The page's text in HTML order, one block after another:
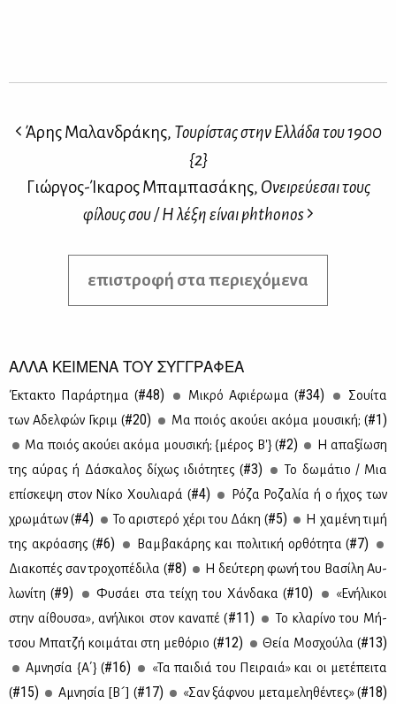
Άρης Μαλανδράκης, Τουρίστας στην Ελλάδα του 1900
{2}
Γιώργος-Ίκαρος Μπαμπασάκης, Ονειρεύεσαι τους
φίλους σου / Η λέξη είναι phthonos
επιστροφή στα περιεχόμενα
ΑΛΛΑ ΚΕΙΜΕΝΑ ΤΟΥ ΣΥΓΓΡΑΦΕΑ
Έκτα­κτο Πα­ράρ­τη­μα (#48) Μι­κρό Αφιέ­ρω­μα (#34)
Σουί­τα
των Αδελ­φών Γκριμ (#20) Μα ποιός ακού­ει ακό­μα μου­σι­κή; (#1)
Μα ποιός ακού­ει ακό­μα μου­σι­κή; {μέ­ρος Β'} (#2)
Η απα­ξί­ω­ση
της αύ­ρας ή Δά­σκα­λος δί­χως ιδιό­τη­τες (#3)
Το δω­μά­τιο / Μια
επί­σκε­ψη στον Νί­κο Χου­λια­ρά (#4)
Ρό­ζα Ρο­ζα­λία ή ο ήχος των
χρω­μά­των (#4) Το αρι­στε­ρό χέ­ρι του Δά­κη (#5)
H χα­μέ­νη τι­μή
της ακρό­α­σης (#6) Βαμ­βα­κά­ρης και πο­λι­τι­κή ορ­θό­τη­τα (#7)
Δια­κο­πές σαν τρο­χο­πέ­δι­λα (#8)
Η δεύ­τε­ρη φω­νή του Βα­σί­λη Αυ­
λω­νί­τη (#9) Φυ­σά­ει στα τεί­χη του Χάν­δα­κα (#10)
«Ενή­λι­κοι
στην αί­θου­σα», ανή­λι­κοι στον κα­να­πέ (#11)
Το κλα­ρί­νο του Μή­
τσου Μπα­τζή κοι­μά­ται στη με­θό­ριο (#12) Θεία Μο­σχού­λα (#13)
Αμνη­σία {Α΄} (#16)
«Τα παι­διά του Πει­ραιά» και οι με­τέ­πει­τα
(#15) Αμνη­σία [Β´] (#17) «Σαν ξάφ­νου με­τα­με­λη­θέ­ντες» (#18)